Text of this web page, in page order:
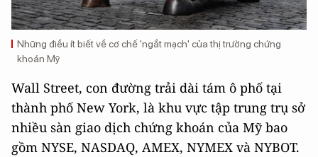
Những điều ít biết về cơ chế 'ngắt mạch' của thị trường chứng
khoán Mỹ
Wall Street, con đường trải dài tám ô phố tại
thành phố New York, là khu vực tập trung trụ sở
nhiều sàn giao dịch chứng khoán của Mỹ bao
gồm NYSE, NASDAQ, AMEX, NYMEX và NYBOT.